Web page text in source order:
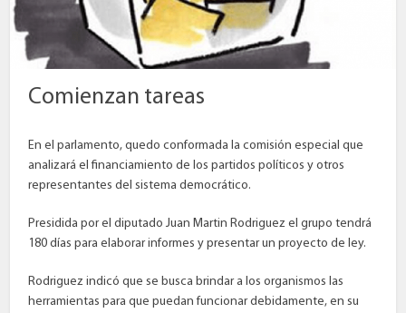
Comienzan tareas
En el parlamento, quedo conformada la comisión especial que
analizará el financiamiento de los partidos políticos y otros
representantes del sistema democrático.
Presidida por el diputado Juan Martin Rodriguez el grupo tendrá
180 días para elaborar informes y presentar un proyecto de ley.
Rodriguez indicó que se busca brindar a los organismos las
herramientas para que puedan funcionar debidamente, en su